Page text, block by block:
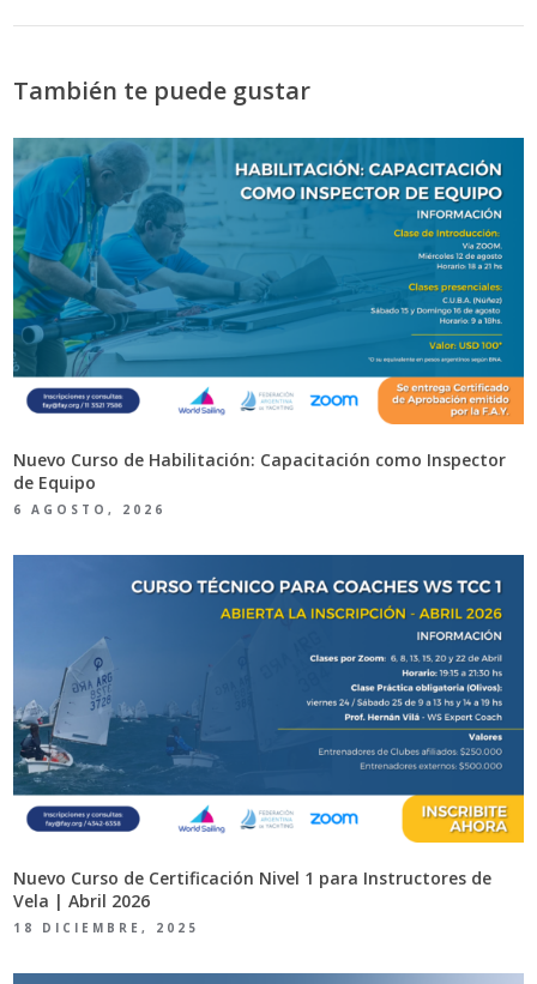
También te puede gustar
Nuevo Curso de Habilitación: Capacitación como Inspector
de Equipo
6 AGOSTO, 2026
Nuevo Curso de Certificación Nivel 1 para Instructores de
Vela | Abril 2026
18 DICIEMBRE, 2025